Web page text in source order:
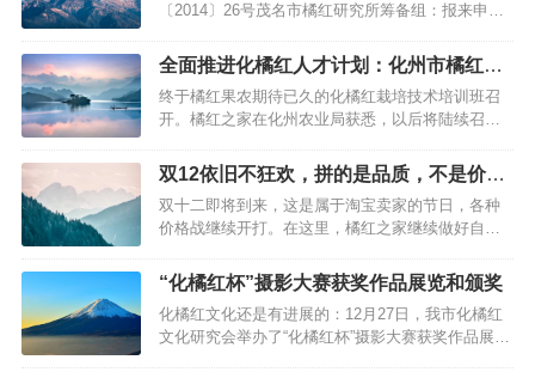
〔2014〕26号茂名市橘红研究所筹备组：报来申请
国务院《民办非企业单位登记管理暂行条例》的规
定，同意茂名市橘红研究所成立登记，具备法人资
格，发给《民办非企业单位（法人）登记证书》。
请按有关规定履行民办非企业单位法人…
全面推进化橘红人才计划：化州市橘红栽
培技术培训班开班
终于橘红果农期待已久的化橘红栽培技术培训班召
开。橘红之家在化州农业局获悉，以后将陆续召开
我市在河西街道六楼会议室举办化橘红种植技术培
训班（第1期），本次培训班由市委组织部、市农业
局联合主办，目的是对化橘红实用人才、种植户和
群众进行多层次培训，不断提…
双12依旧不狂欢，拼的是品质，不是价
格！
双十二即将到来，这是属于淘宝卖家的节日，各种
价格战继续开打。在这里，橘红之家继续做好自己
客户，做好品质，服务行业。橘红之家希望树立良
好的、正宗的形象，避免各种冒充现象，给消费者
一个窗口了解正宗的化州橘红。对于淘宝上面各种
低劣的化橘红产品、各种复制粘贴，橘红…
“化橘红杯”摄影大赛获奖作品展览和颁奖
化橘红文化还是有进展的：12月27日，我市化橘红
文化研究会举办了“化橘红杯”摄影大赛获奖作品展